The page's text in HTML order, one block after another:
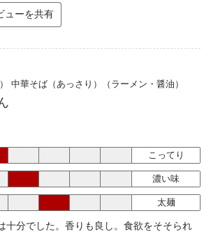
ューを共有
中華そば（あっさり）（ラーメン・醤油）
こってり
濃い味
太麺
十分でした。香りも良し。食欲をそそられ